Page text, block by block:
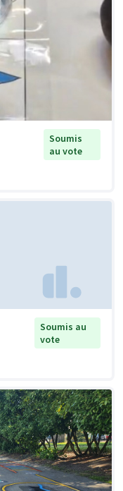
Soumis
au vote
Soumis au
vote